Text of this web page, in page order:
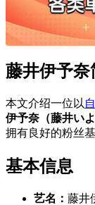
藤井伊予奈
本文介绍一位以
伊予奈（藤井いよ
拥有良好的粉丝
基本信息
艺名： 藤井